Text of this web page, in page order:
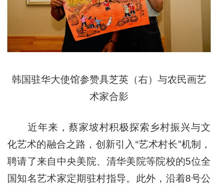
韩国驻华大使馆参赞具芝英（右）与农民画艺
术家合影
近年来，蔡家坡村积极探索乡村振兴与文
化艺术的融合之路，创新引入“艺术村长”机制，
聘请了来自中央美院、清华美院等院校的5位全
国知名艺术家定期驻村指导。此外，沿着8号公